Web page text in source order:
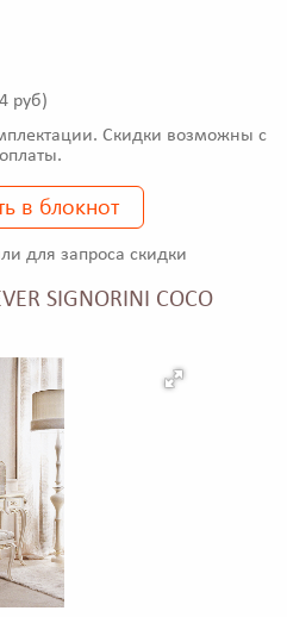
руб)
Скидки возможны с
в блокнот
для запроса скидки
SIGNORINI COCO